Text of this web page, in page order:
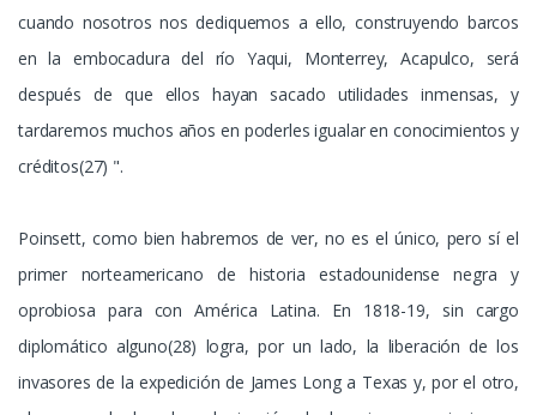
cuando nosotros nos dediquemos a ello, construyendo barcos
en la embocadura del río Yaqui, Monterrey, Acapulco, será
después de que ellos hayan sacado utilidades inmensas, y
tardaremos muchos años en poderles igualar en conocimientos y
créditos(27) ".
Poinsett, como bien habremos de ver, no es el único, pero sí el
primer norteamericano de historia estadounidense negra y
oprobiosa para con América Latina. En 1818-19, sin cargo
diplomático alguno(28) logra, por un lado, la liberación de los
invasores de la expedición de James Long a Texas y, por el otro,